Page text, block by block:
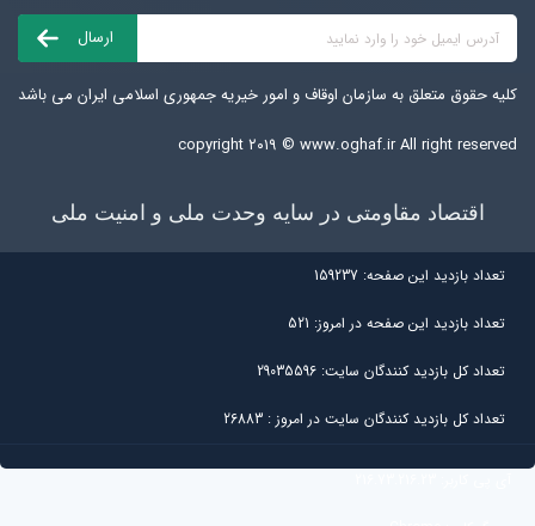
کلیه حقوق متعلق به سازمان اوقاف و امور خیریه جمهوری اسلامی ایران می باشد
copyright ۲۰۱۹ © www.oghaf.irAll right reserved
اقتصاد مقاومتی در سایه وحدت ملی و امنیت ملی
تعداد بازديد اين صفحه: 159237
تعداد بازديد اين صفحه در امروز: 521
تعداد کل بازديد کنندگان سايت: 29035596
تعداد کل بازديد کنندگان سایت در امروز : 26883